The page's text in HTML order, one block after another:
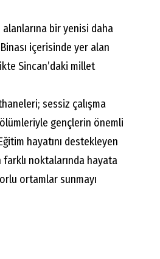
bir yenisi daha
içerisinde yer alan
Sincan’daki millet
sessiz çalışma
gençlerin önemli
hayatını destekleyen
noktalarında hayata
ortamlar sunmayı